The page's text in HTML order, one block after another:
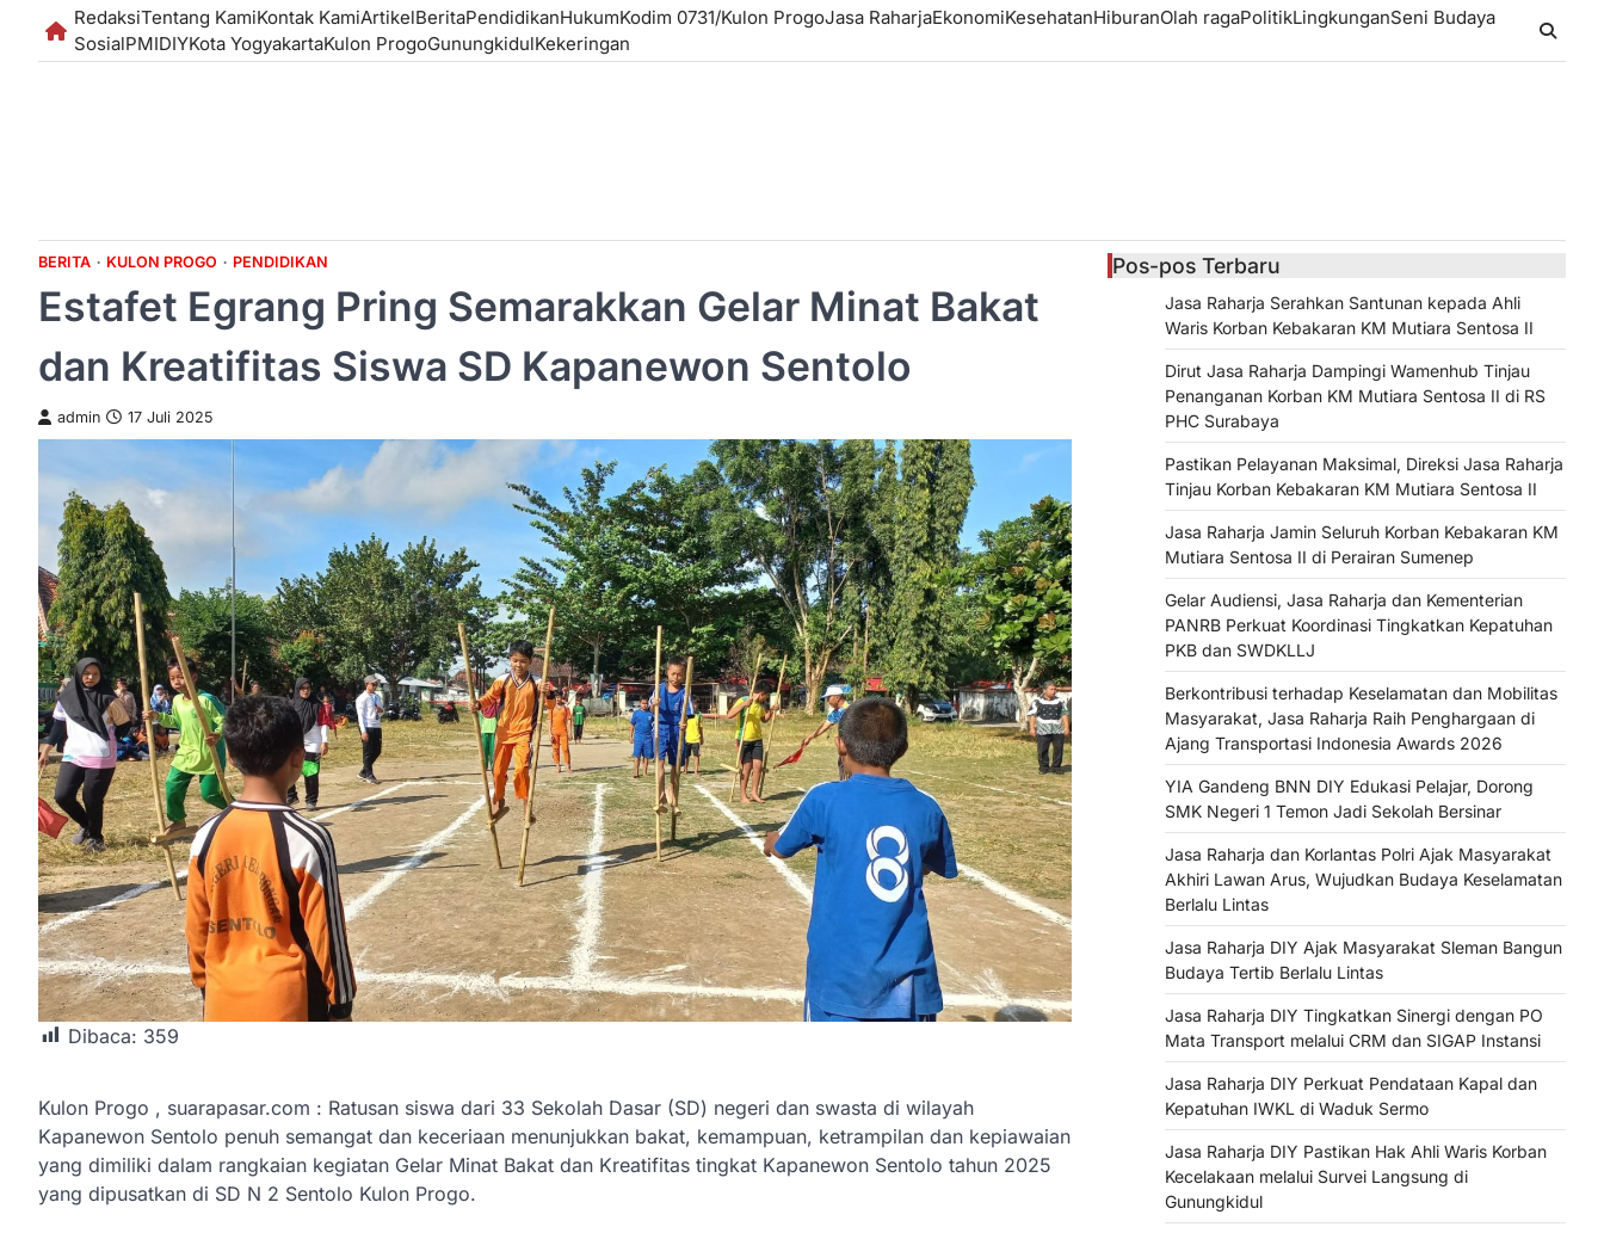
RedaksiTentang KamiKontak KamiArtikelBeritaPendidikanHukumKodim 0731/Kulon ProgoJasa RaharjaEkonomiKesehatanHiburanOlah ragaPolitikLingkunganSeni Budaya
SosialPMIDIYKota YogyakartaKulon ProgoGunungkidulKekeringan
BERITA KULON PROGO PENDIDIKAN
Estafet Egrang Pring Semarakkan Gelar Minat Bakat
dan Kreatifitas Siswa SD Kapanewon Sentolo
admin 17 Juli 2025
Dibaca: 359
Kulon Progo , suarapasar.com : Ratusan siswa dari 33 Sekolah Dasar (SD) negeri dan swasta di wilayah
Kapanewon Sentolo penuh semangat dan keceriaan menunjukkan bakat, kemampuan, ketrampilan dan kepiawaian
yang dimiliki dalam rangkaian kegiatan Gelar Minat Bakat dan Kreatifitas tingkat Kapanewon Sentolo tahun 2025
yang dipusatkan di SD N 2 Sentolo Kulon Progo.
Pos-pos Terbaru
Jasa Raharja Serahkan Santunan kepada Ahli
Waris Korban Kebakaran KM Mutiara Sentosa II
Dirut Jasa Raharja Dampingi Wamenhub Tinjau
Penanganan Korban KM Mutiara Sentosa II di RS
PHC Surabaya
Pastikan Pelayanan Maksimal, Direksi Jasa Raharja
Tinjau Korban Kebakaran KM Mutiara Sentosa II
Jasa Raharja Jamin Seluruh Korban Kebakaran KM
Mutiara Sentosa II di Perairan Sumenep
Gelar Audiensi, Jasa Raharja dan Kementerian
PANRB Perkuat Koordinasi Tingkatkan Kepatuhan
PKB dan SWDKLLJ
Berkontribusi terhadap Keselamatan dan Mobilitas
Masyarakat, Jasa Raharja Raih Penghargaan di
Ajang Transportasi Indonesia Awards 2026
YIA Gandeng BNN DIY Edukasi Pelajar, Dorong
SMK Negeri 1 Temon Jadi Sekolah Bersinar
Jasa Raharja dan Korlantas Polri Ajak Masyarakat
Akhiri Lawan Arus, Wujudkan Budaya Keselamatan
Berlalu Lintas
Jasa Raharja DIY Ajak Masyarakat Sleman Bangun
Budaya Tertib Berlalu Lintas
Jasa Raharja DIY Tingkatkan Sinergi dengan PO
Mata Transport melalui CRM dan SIGAP Instansi
Jasa Raharja DIY Perkuat Pendataan Kapal dan
Kepatuhan IWKL di Waduk Sermo
Jasa Raharja DIY Pastikan Hak Ahli Waris Korban
Kecelakaan melalui Survei Langsung di
Gunungkidul